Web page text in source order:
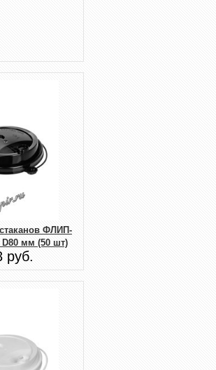
ФЛИП-
мм (50 шт)
руб.